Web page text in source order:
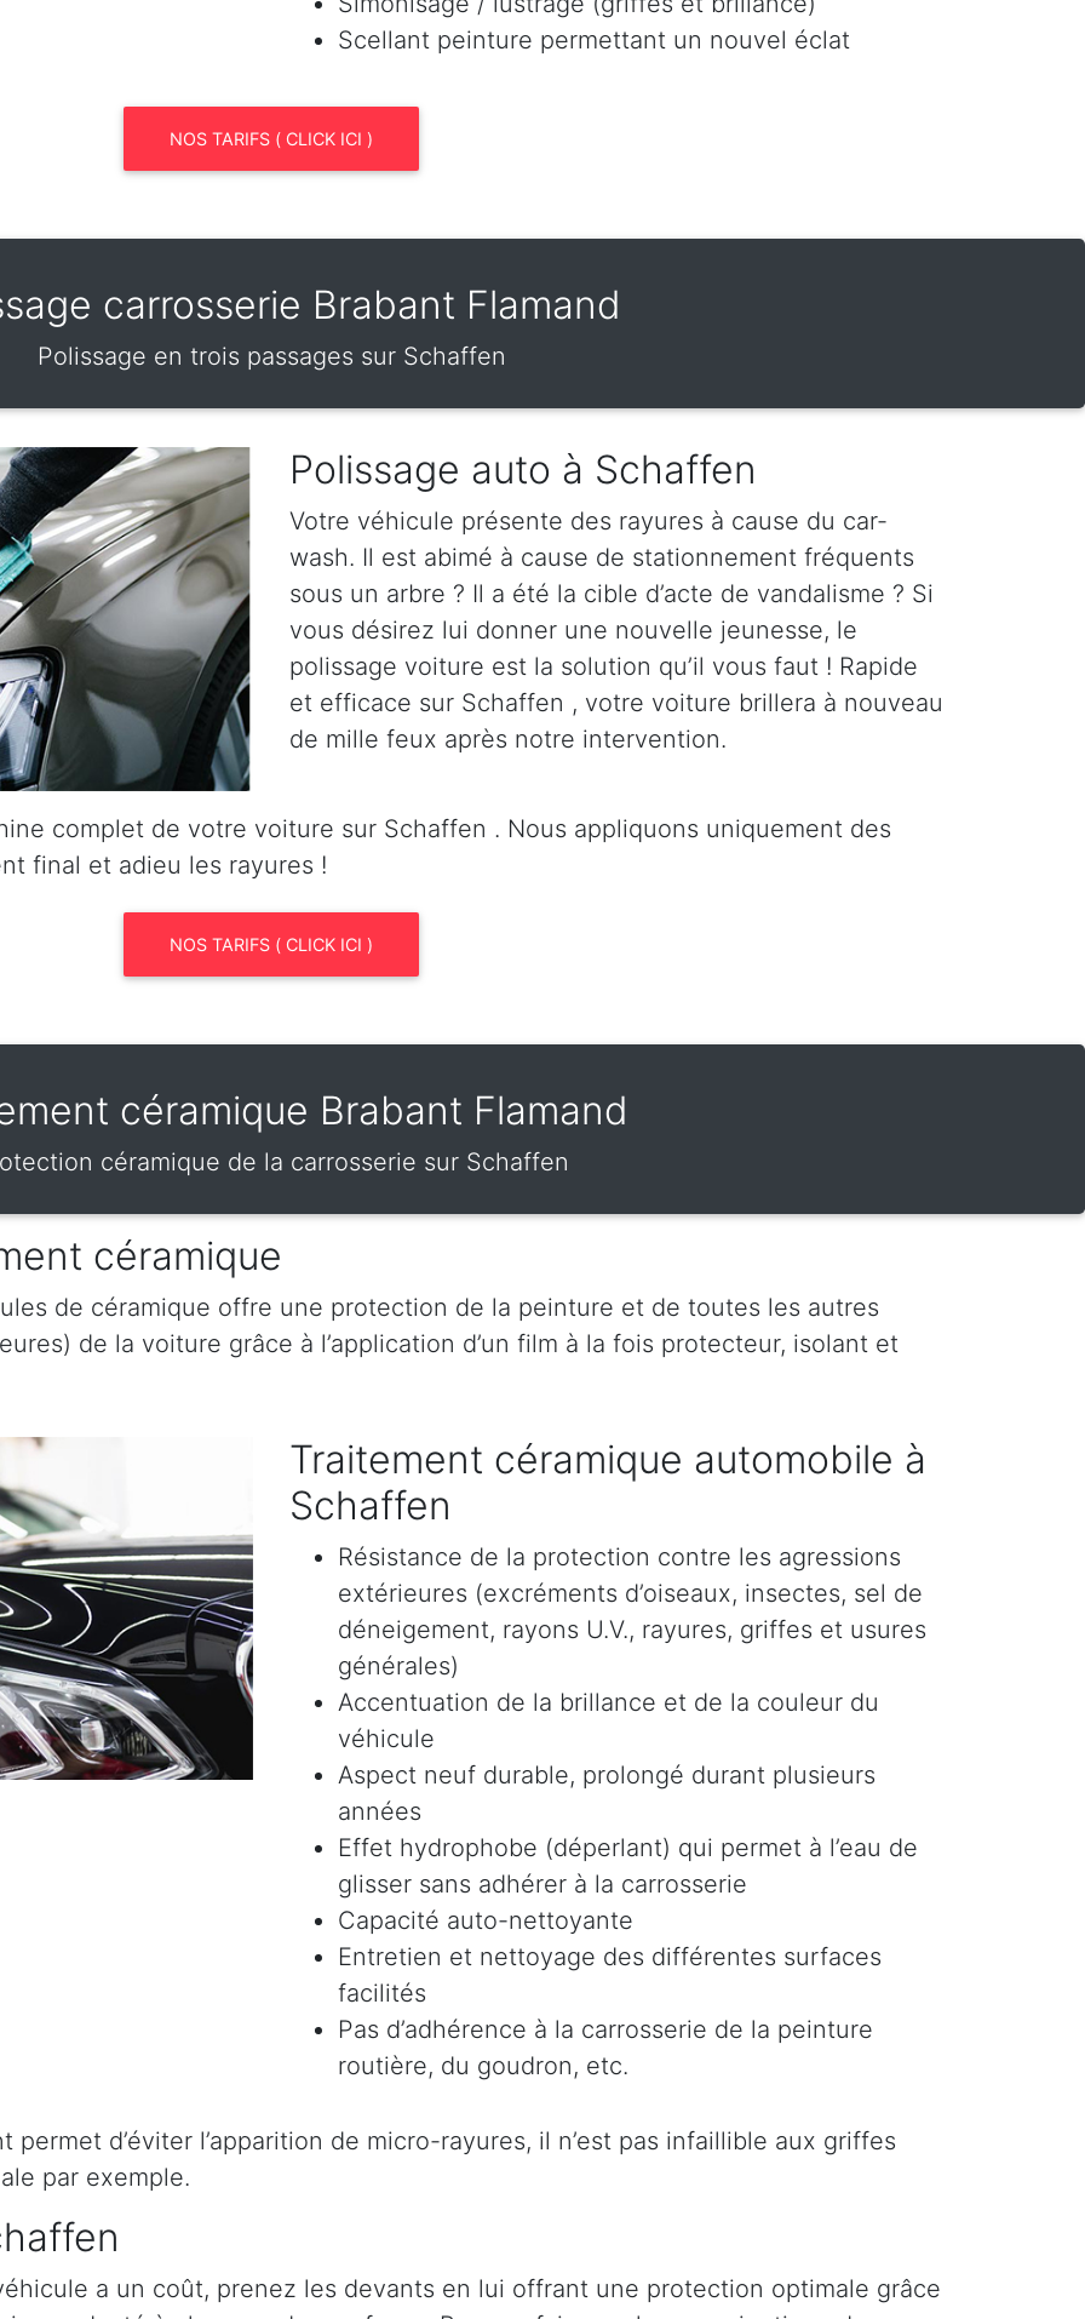
Scellant peinture permettant un nouvel éclat
NOS TARIFS ( CLICK ICI )
carrosserie Brabant Flamand
Polissage en trois passages sur Schaffen
Polissage auto à Schaffen
Votre véhicule présente des rayures à cause du car-
wash. Il est abimé à cause de stationnement fréquents
sous un arbre ? Il a été la cible d’acte de vandalisme ? Si
vous désirez lui donner une nouvelle jeunesse, le
polissage voiture est la solution qu’il vous faut ! Rapide
et efficace sur Schaffen , votre voiture brillera à nouveau
de mille feux après notre intervention.
complet de votre voiture sur Schaffen . Nous appliquons uniquement des
final et adieu les rayures !
NOS TARIFS ( CLICK ICI )
céramique Brabant Flamand
céramique de la carrosserie sur Schaffen
céramique
de céramique offre une protection de la peinture et de toutes les autres
de la voiture grâce à l’application d’un film à la fois protecteur, isolant et
Traitement céramique automobile à
Schaffen
Résistance de la protection contre les agressions
extérieures (excréments d’oiseaux, insectes, sel de
déneigement, rayons U.V., rayures, griffes et usures
générales)
Accentuation de la brillance et de la couleur du
véhicule
Aspect neuf durable, prolongé durant plusieurs
années
Effet hydrophobe (déperlant) qui permet à l’eau de
glisser sans adhérer à la carrosserie
Capacité auto-nettoyante
Entretien et nettoyage des différentes surfaces
facilités
Pas d’adhérence à la carrosserie de la peinture
routière, du goudron, etc.
d’éviter l’apparition de micro-rayures, il n’est pas infaillible aux griffes
par exemple.
a un coût, prenez les devants en lui offrant une protection optimale grâce